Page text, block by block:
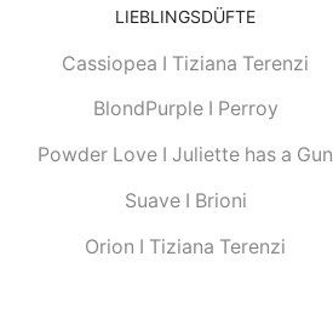
LIEBLINGSDÜFTE
Cassiopea I Tiziana Terenzi
BlondPurple I Perroy
Powder Love I Juliette has a Gun
Suave I Brioni
Orion I Tiziana Terenzi